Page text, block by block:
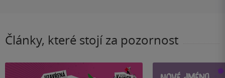
Články, které stojí za pozornost